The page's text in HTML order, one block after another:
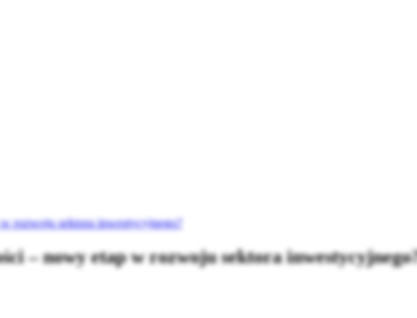
rozwoju sektora inwestycyjnego?
– nowy etap w rozwoju sektora